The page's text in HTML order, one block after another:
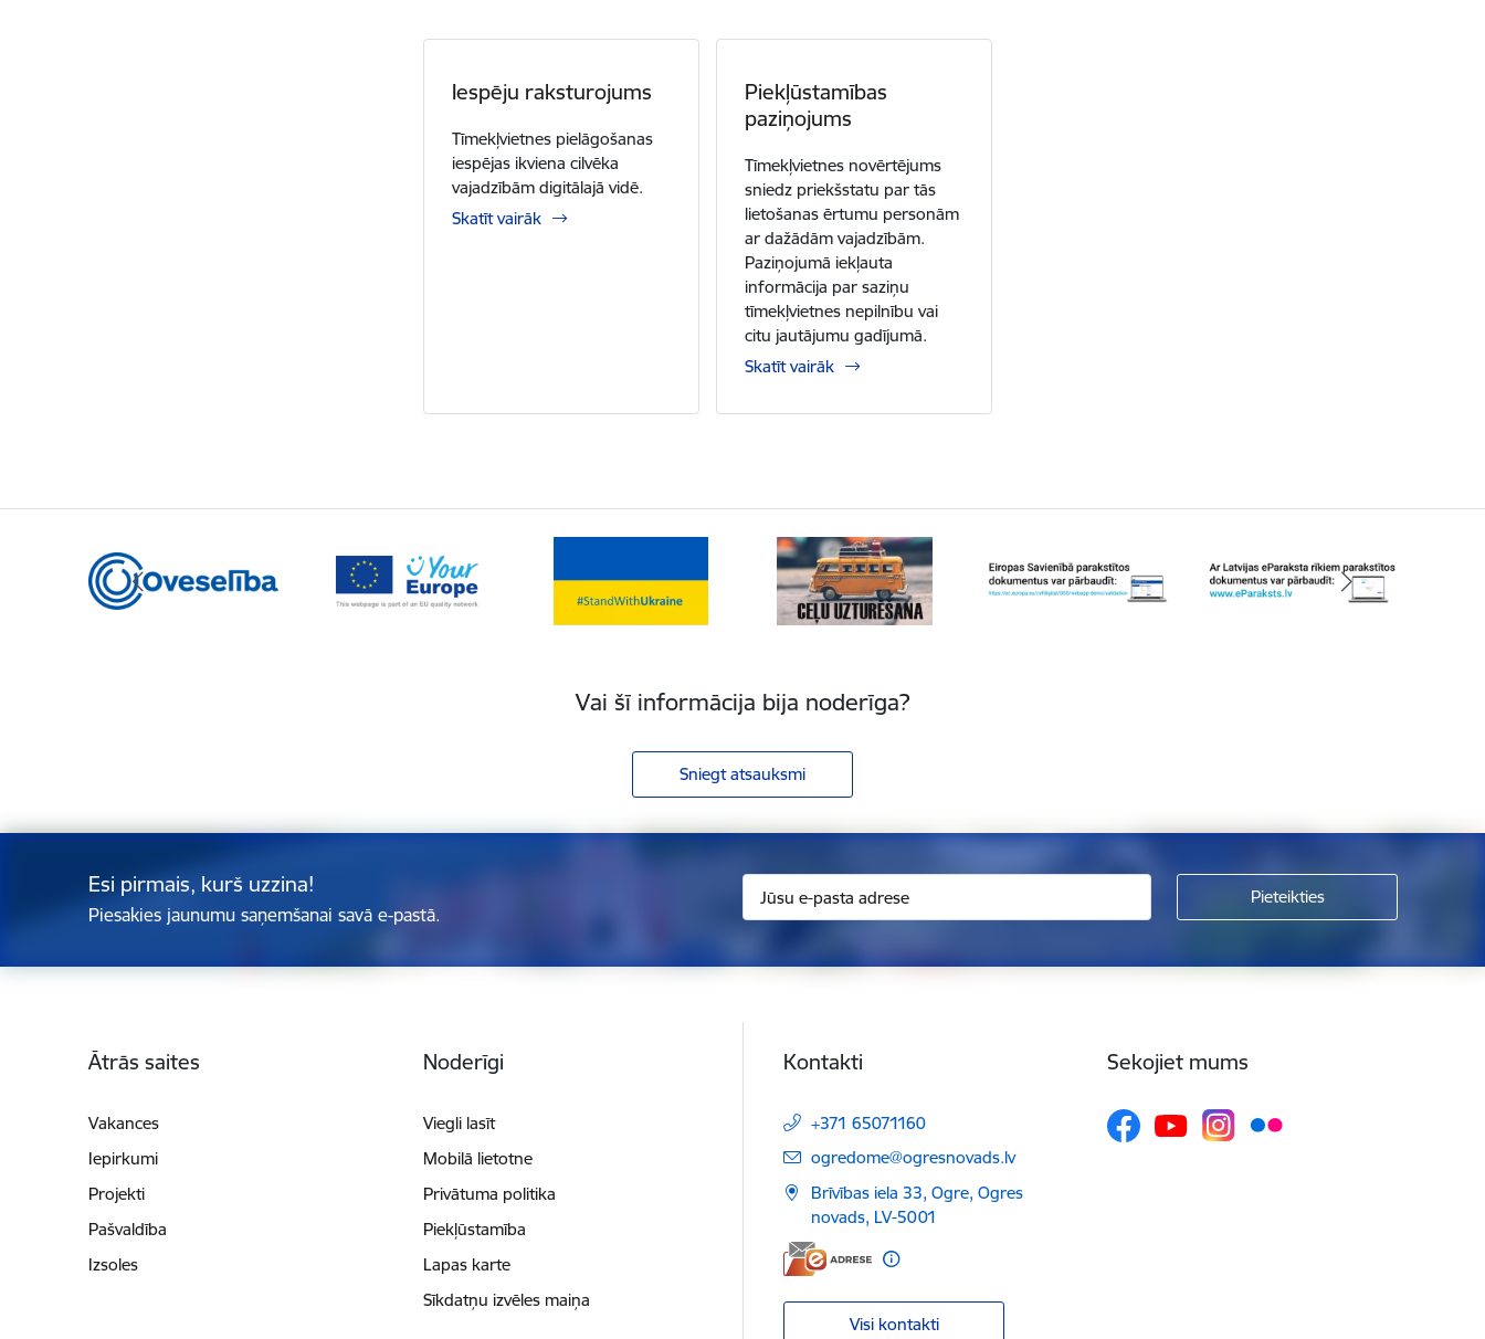
Iespēju raksturojums
Tīmekļvietnes pielāgošanas
iespējas ikviena cilvēka
vajadzībām digitālajā vidē.
Skatīt vairāk
Piekļūstamības
paziņojums
Tīmekļvietnes novērtējums
sniedz priekšstatu par tās
lietošanas ērtumu personām
ar dažādām vajadzībām.
Paziņojumā iekļauta
informācija par saziņu
tīmekļvietnes nepilnību vai
citu jautājumu gadījumā.
Skatīt vairāk
Vai šī informācija bija noderīga?
Sniegt atsauksmi
Esi pirmais, kurš uzzina!
Piesakies jaunumu saņemšanai savā e-pastā.
Ātrās saites
Vakances
Iepirkumi
Projekti
Pašvaldība
Izsoles
Noderīgi
Viegli lasīt
Mobilā lietotne
Privātuma politika
Piekļūstamība
Lapas karte
Sīkdatņu izvēles maiņa
Kontakti
+371 65071160
E-pasts:
ogredome@ogresnovads.lv
Brīvības iela 33, Ogre, Ogres
novads, LV-5001
Visi kontakti
Sekojiet mums